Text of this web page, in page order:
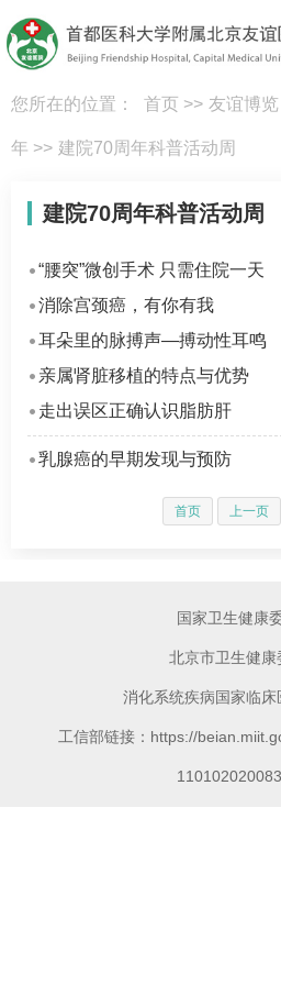
您所在的位置： 首页 >> 友谊博览
年 >> 建院70周年科普活动周
建院70周年科普活动周
“腰突”微创手术 只需住院一天
消除宫颈癌，有你有我
耳朵里的脉搏声—搏动性耳鸣
亲属肾脏移植的特点与优势
走出误区正确认识脂肪肝
乳腺癌的早期发现与预防
首页 上一页
国家卫生健康
北京市卫生健康
消化系统疾病国家临
工信部链接：https://